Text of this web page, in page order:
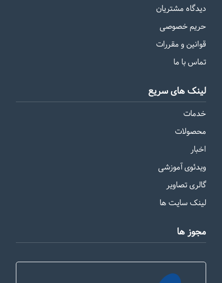
دیدگاه مشتریان
حریم خصوصی
قوانین و مقررات
تماس با ما
لینک های سریع
خدمات
محصولات
اخبار
ویدئوی آموزشی
گالری تصاویر
لینک سایت ها
مجوز ها